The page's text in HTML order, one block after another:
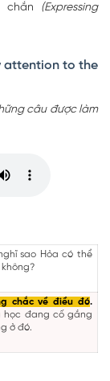
chắn (Expressing
attention to the
câu được làm
sao Hỏa có thể
chắc về điều đó.
học đang cố gắng
ở đó.